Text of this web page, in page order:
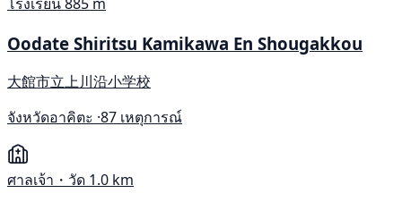
Oodate Shiritsu Kamikawa En Shougakkou
大館市立上川沿小学校
จังหวัดอาคิตะ ·87 เหตุการณ์
ศาลเจ้า・วัด 1.0 km